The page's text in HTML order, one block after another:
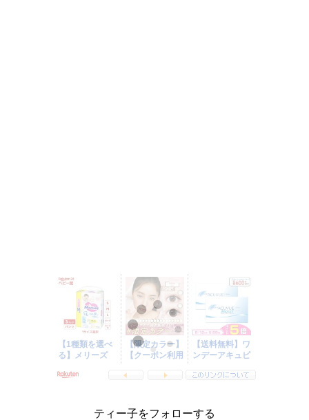
ティー子をフォローする